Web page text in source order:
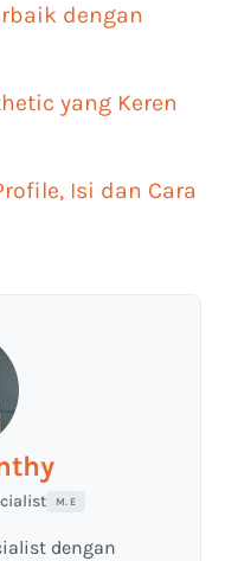
dengan
yang Keren
Isi dan Cara
M. E
dengan